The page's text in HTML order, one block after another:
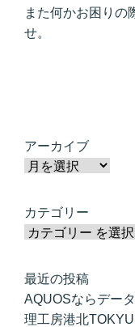
また何かお困りの
せ。
アーカイブ
カテゴリー
最近の投稿
AQUOSならデー
理工房港北TOKYU